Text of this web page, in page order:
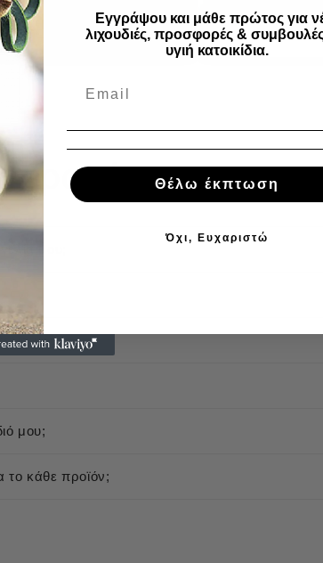
ερωτήσεις
μου;
μου;
μου;
κάθε προϊόν;
Εγγράψου και μάθε πρώτος για
λιχουδιές, προσφορές &
υγιή κατοικίδια.
Θέλω έκπτωση
Όχι, Ευχαριστώ